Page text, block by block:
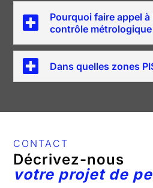
Pourquoi faire appel à
contrôle métrologique
Dans quelles zones
CONTACT
Décrivez-nous
votre projet de